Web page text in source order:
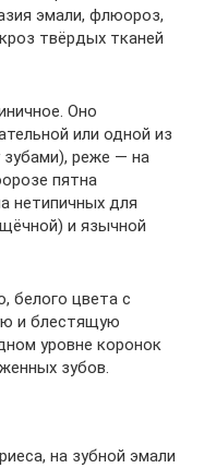
эмали, флюороз,
твёрдых тканей
Оно
или одной из
реже — на
пятна
нетипичных для
и язычной
белого цвета с
и блестящую
уровне коронок
зубов.
на зубной эмали